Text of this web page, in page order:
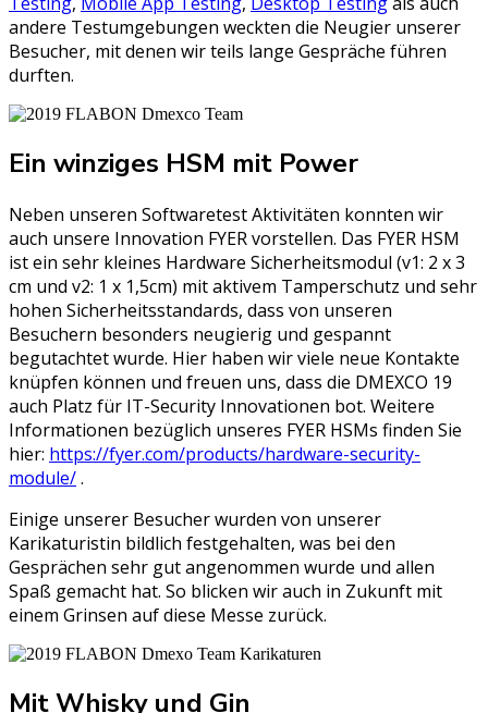
andere Testumgebungen weckten die Neugier unserer
Besucher, mit denen wir teils lange Gespräche führen
durften.
Ein winziges HSM mit Power
Neben unseren Softwaretest Aktivitäten konnten wir
auch unsere Innovation FYER vorstellen. Das FYER HSM
ist ein sehr kleines Hardware Sicherheitsmodul (v1: 2 x 3
cm und v2: 1 x 1,5cm) mit aktivem Tamperschutz und sehr
hohen Sicherheitsstandards, dass von unseren
Besuchern besonders neugierig und gespannt
begutachtet wurde. Hier haben wir viele neue Kontakte
knüpfen können und freuen uns, dass die DMEXCO 19
auch Platz für IT-Security Innovationen bot. Weitere
Informationen bezüglich unseres FYER HSMs finden Sie
hier: https://fyer.com/products/hardware-security-
module/.
Einige unserer Besucher wurden von unserer
Karikaturistin bildlich festgehalten, was bei den
Gesprächen sehr gut angenommen wurde und allen
Spaß gemacht hat. So blicken wir auch in Zukunft mit
einem Grinsen auf diese Messe zurück.
Mit Whisky und Gin